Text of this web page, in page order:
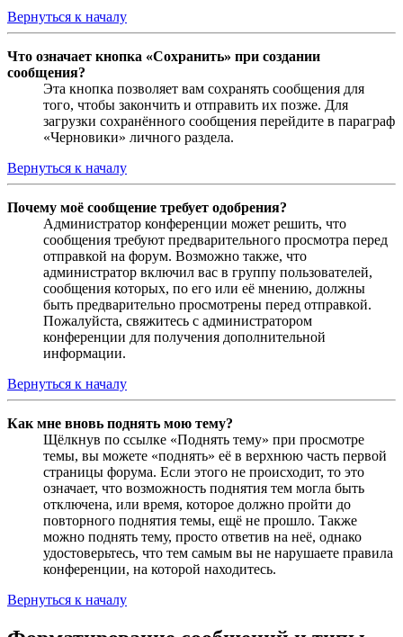
Вернуться к началу
Что означает кнопка «Сохранить» при создании
сообщения?
Эта кнопка позволяет вам сохранять сообщения для
того, чтобы закончить и отправить их позже. Для
загрузки сохранённого сообщения перейдите в параграф
«Черновики» личного раздела.
Вернуться к началу
Почему моё сообщение требует одобрения?
Администратор конференции может решить, что
сообщения требуют предварительного просмотра перед
отправкой на форум. Возможно также, что
администратор включил вас в группу пользователей,
сообщения которых, по его или её мнению, должны
быть предварительно просмотрены перед отправкой.
Пожалуйста, свяжитесь с администратором
конференции для получения дополнительной
информации.
Вернуться к началу
Как мне вновь поднять мою тему?
Щёлкнув по ссылке «Поднять тему» при просмотре
темы, вы можете «поднять» её в верхнюю часть первой
страницы форума. Если этого не происходит, то это
означает, что возможность поднятия тем могла быть
отключена, или время, которое должно пройти до
повторного поднятия темы, ещё не прошло. Также
можно поднять тему, просто ответив на неё, однако
удостоверьтесь, что тем самым вы не нарушаете правила
конференции, на которой находитесь.
Вернуться к началу